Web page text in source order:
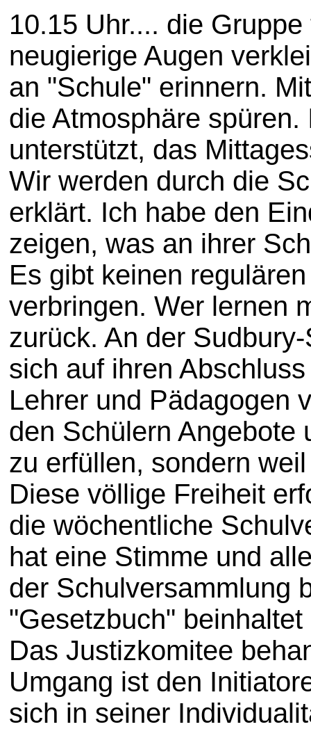
10.15 Uhr.... die
neugierige Augen
an "Schule" erinnern.
die Atmosphäre
unterstützt, das
Wir werden durch die
erklärt. Ich habe den
zeigen, was an ihrer
Es gibt keinen
verbringen. Wer lernen
zurück. An der
sich auf ihren
Lehrer und Pädagogen
den Schülern Angebote
zu erfüllen, sondern
Diese völlige Freiheit
die wöchentliche
hat eine Stimme und
der Schulversammlung
"Gesetzbuch"
Das Justizkomitee
Umgang ist den
sich in seiner